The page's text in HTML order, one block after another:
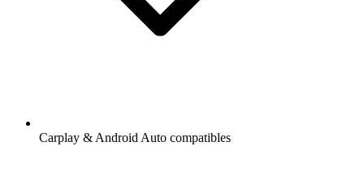
Carplay & Android Auto compatibles